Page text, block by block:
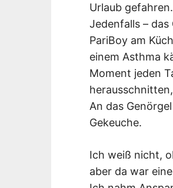
Urlaub
Jedenfalls – das
PariBoy am
einem Asthma
Moment jeden
An das
Gekeuche.
Ich weiß nicht,
aber da war